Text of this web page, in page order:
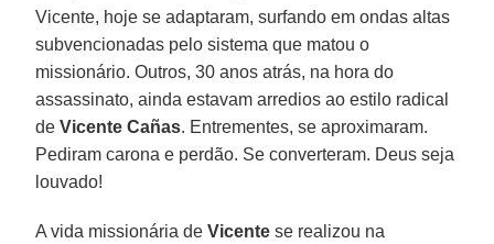
Vicente, hoje se adaptaram, surfando em ondas altas
subvencionadas pelo sistema que matou o
missionário. Outros, 30 anos atrás, na hora do
assassinato, ainda estavam arredios ao estilo radical
deVicente Cañas. Entrementes, se aproximaram.
Pediram carona e perdão. Se converteram. Deus seja
louvado!
A vida missionária deVicente se realizou na